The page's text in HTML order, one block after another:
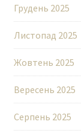
Грудень 2025
Листопад 2025
Жовтень 2025
Вересень 2025
Серпень 2025